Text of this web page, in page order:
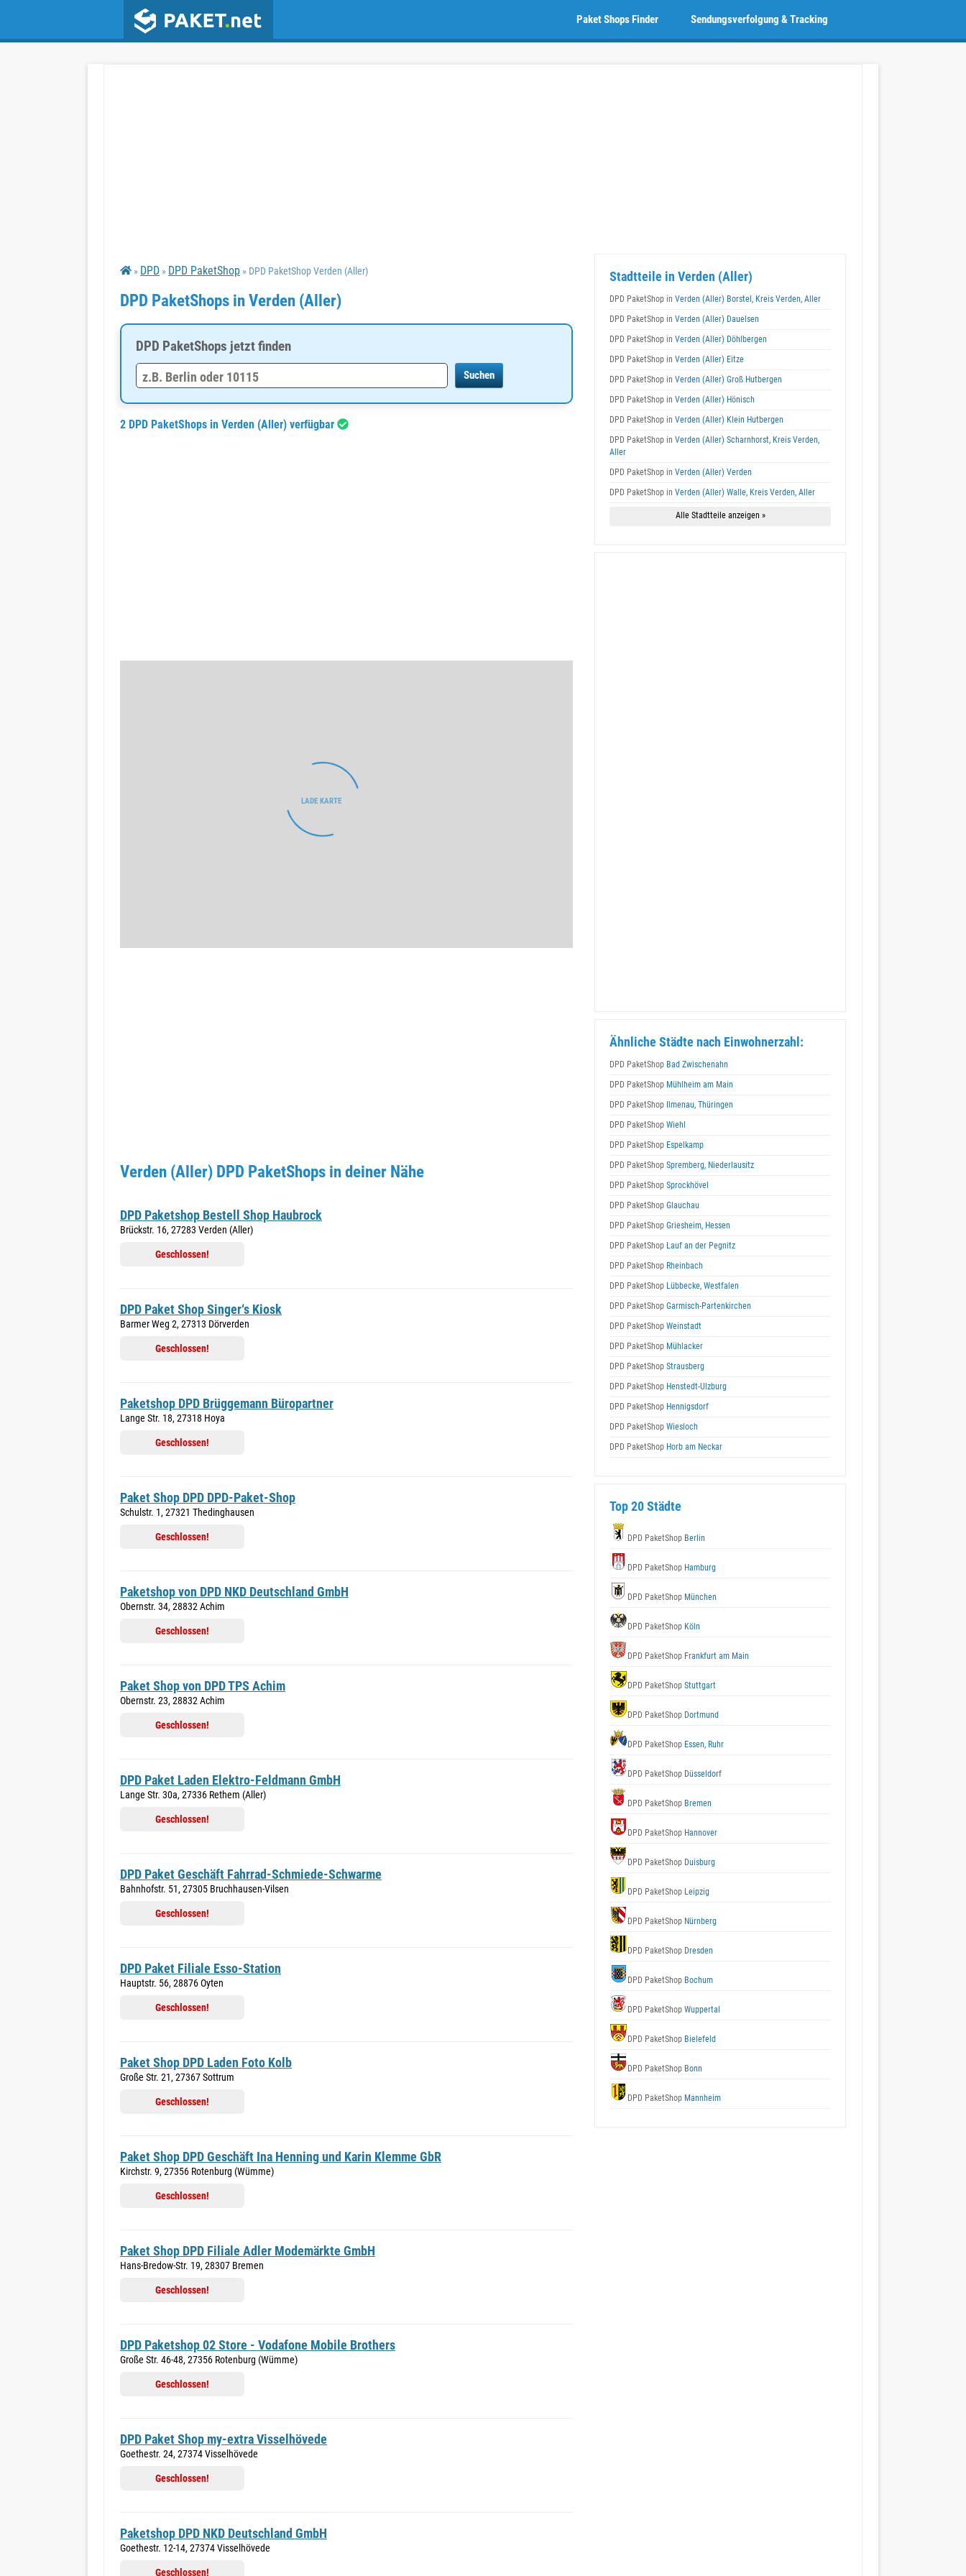
Sendungsverfolgung & Tracking
Paket Shops Finder
» DPD » DPD PaketShop » DPD PaketShop Verden (Aller)
DPD PaketShops in Verden (Aller)
DPD PaketShops jetzt finden
2 DPD PaketShops in Verden (Aller) verfügbar
Verden (Aller) DPD PaketShops in deiner Nähe
DPD Paketshop Bestell Shop Haubrock
Brückstr. 16, 27283 Verden (Aller)
Geschlossen!
DPD Paket Shop Singer‘s Kiosk
Barmer Weg 2, 27313 Dörverden
Geschlossen!
Paketshop DPD Brüggemann Büropartner
Lange Str. 18, 27318 Hoya
Geschlossen!
Paket Shop DPD DPD-Paket-Shop
Schulstr. 1, 27321 Thedinghausen
Geschlossen!
Paketshop von DPD NKD Deutschland GmbH
Obernstr. 34, 28832 Achim
Geschlossen!
Paket Shop von DPD TPS Achim
Obernstr. 23, 28832 Achim
Geschlossen!
DPD Paket Laden Elektro-Feldmann GmbH
Lange Str. 30a, 27336 Rethem (Aller)
Geschlossen!
DPD Paket Geschäft Fahrrad-Schmiede-Schwarme
Bahnhofstr. 51, 27305 Bruchhausen-Vilsen
Geschlossen!
DPD Paket Filiale Esso-Station
Hauptstr. 56, 28876 Oyten
Geschlossen!
Paket Shop DPD Laden Foto Kolb
Große Str. 21, 27367 Sottrum
Geschlossen!
Paket Shop DPD Geschäft Ina Henning und Karin Klemme GbR
Kirchstr. 9, 27356 Rotenburg (Wümme)
Geschlossen!
Paket Shop DPD Filiale Adler Modemärkte GmbH
Hans-Bredow-Str. 19, 28307 Bremen
Geschlossen!
DPD Paketshop 02 Store - Vodafone Mobile Brothers
Große Str. 46-48, 27356 Rotenburg (Wümme)
Geschlossen!
DPD Paket Shop my-extra Visselhövede
Goethestr. 24, 27374 Visselhövede
Geschlossen!
Paketshop DPD NKD Deutschland GmbH
Goethestr. 12-14, 27374 Visselhövede
Geschlossen!
Stadtteile in Verden (Aller)
DPD PaketShop in Verden (Aller) Borstel, Kreis Verden, Aller
DPD PaketShop in Verden (Aller) Dauelsen
DPD PaketShop in Verden (Aller) Döhlbergen
DPD PaketShop in Verden (Aller) Eitze
DPD PaketShop in Verden (Aller) Groß Hutbergen
DPD PaketShop in Verden (Aller) Hönisch
DPD PaketShop in Verden (Aller) Klein Hutbergen
DPD PaketShop in Verden (Aller) Scharnhorst, Kreis Verden,
Aller
DPD PaketShop in Verden (Aller) Verden
DPD PaketShop in Verden (Aller) Walle, Kreis Verden, Aller
Alle Stadtteile anzeigen »
Ähnliche Städte nach Einwohnerzahl:
DPD PaketShop Bad Zwischenahn
DPD PaketShop Mühlheim am Main
DPD PaketShop Ilmenau, Thüringen
DPD PaketShop Wiehl
DPD PaketShop Espelkamp
DPD PaketShop Spremberg, Niederlausitz
DPD PaketShop Sprockhövel
DPD PaketShop Glauchau
DPD PaketShop Griesheim, Hessen
DPD PaketShop Lauf an der Pegnitz
DPD PaketShop Rheinbach
DPD PaketShop Lübbecke, Westfalen
DPD PaketShop Garmisch-Partenkirchen
DPD PaketShop Weinstadt
DPD PaketShop Mühlacker
DPD PaketShop Strausberg
DPD PaketShop Henstedt-Ulzburg
DPD PaketShop Hennigsdorf
DPD PaketShop Wiesloch
DPD PaketShop Horb am Neckar
Top 20 Städte
DPD PaketShop Berlin
DPD PaketShop Hamburg
DPD PaketShop München
DPD PaketShop Köln
DPD PaketShop Frankfurt am Main
DPD PaketShop Stuttgart
DPD PaketShop Dortmund
DPD PaketShop Essen, Ruhr
DPD PaketShop Düsseldorf
DPD PaketShop Bremen
DPD PaketShop Hannover
DPD PaketShop Duisburg
DPD PaketShop Leipzig
DPD PaketShop Nürnberg
DPD PaketShop Dresden
DPD PaketShop Bochum
DPD PaketShop Wuppertal
DPD PaketShop Bielefeld
DPD PaketShop Bonn
DPD PaketShop Mannheim